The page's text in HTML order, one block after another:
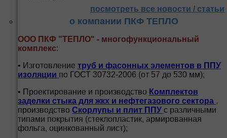
посмотреть все новости / статьи
о компании ПКФ ТЕПЛО
ООО ПКФ "ТЕПЛО" - многофункциональный
комплекс:
• Изготовление труб и фасонных элементов в ППУ
изоляции по ГОСТ 30732-2006 (от 57 до 530 мм);
• Проектирование и производство Комплектов
заделки стыка для жкх и нефтегазового сектора ,
производство Скорлупы и плит ППУ с различными
типами покрытия (стеклопластик, армированная
фольга, оцинкованный лист);